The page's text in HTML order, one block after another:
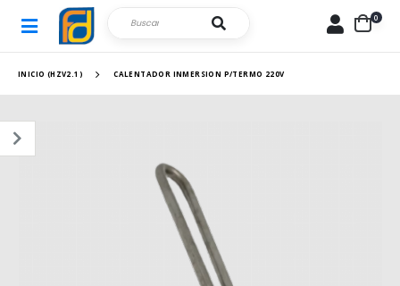
0
INICIO (HZV2.1) CALENTADOR INMERSION P/TERMO 220V